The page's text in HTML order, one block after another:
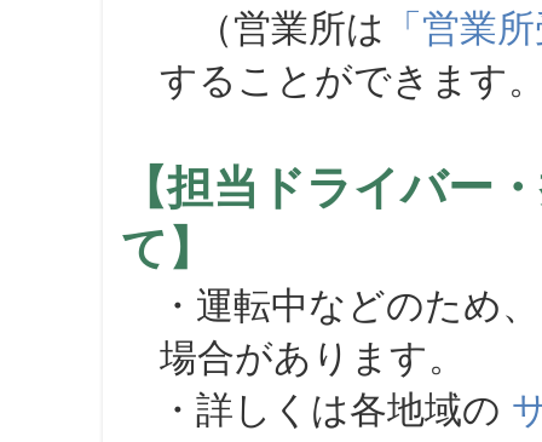
（営業所は 「営業
することができます
【担当ドライバー
て】
・運転中などのため
場合があります。
・詳しくは各地域の